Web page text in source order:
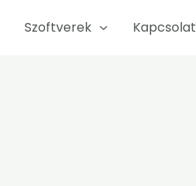
Szoftverek Kapcsolat